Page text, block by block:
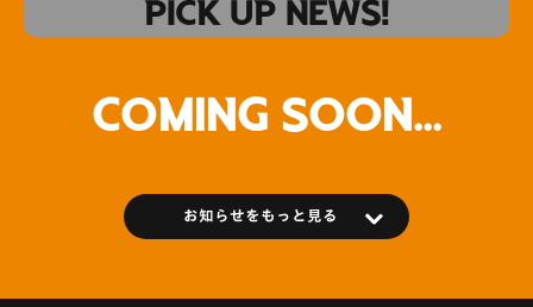
PICK UP NEWS!
Coming Soon...
お知らせをもっと見る
ヴィヴィくん岡山戦へおでかけ決定！